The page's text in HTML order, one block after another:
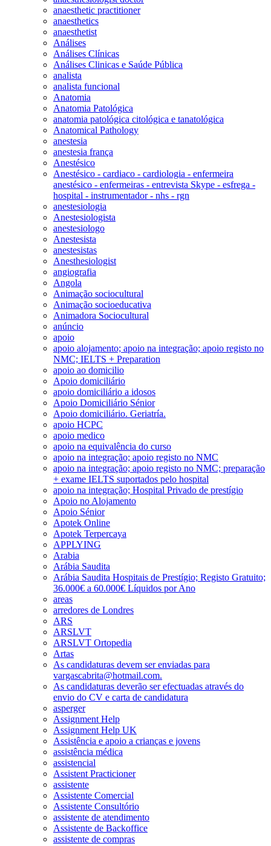
anaesthetic practitioner
anaesthetics
anaesthetist
Análises
Análises Clínicas
Análises Clinicas e Saúde Pública
analista
analista funcional
Anatomia
Anatomia Patológica
anatomia patológica citológica e tanatológica
Anatomical Pathology
anestesia
anestesia frança
Anestésico
Anestésico - cardiaco - cardiologia - enfermeira
anestésico - enfermeiras - entrevista Skype - esfrega -
hospital - instrumentador - nhs - rgn
anestesiologia
Anestesiologista
anestesiologo
Anestesista
anestesistas
Anesthesiologist
angiografia
Angola
Animação sociocultural
Animação socioeducativa
Animadora Sociocultural
anúncio
apoio
apoio alojamento; apoio na integração; apoio registo no
NMC; IELTS + Preparation
apoio ao domicilio
Apoio domiciliário
apoio domiciliário a idosos
Apoio Domiciliário Sénior
Apoio domiciliário. Geriatría.
apoio HCPC
apoio medico
apoio na equivalência do curso
apoio na integração; apoio registo no NMC
apoio na integração; apoio registo no NMC; preparação
+ exame IELTS suportados pelo hospital
apoio na integração; Hospital Privado de prestígio
Apoio no Alojamento
Apoio Sénior
Apotek Online
Apotek Terpercaya
APPLYING
Arabia
Arábia Saudita
Arábia Saudita Hospitais de Prestígio; Registo Gratuito;
36.000€ a 60.000€ Líquidos por Ano
areas
arredores de Londres
ARS
ARSLVT
ARSLVT Ortopedia
Artas
As candidaturas devem ser enviadas para
vargascabrita@hotmail.com.
As candidaturas deverão ser efectuadas através do
envio do CV e carta de candidatura
asperger
Assignment Help
Assignment Help UK
Assistência e apoio a crianças e jovens
assistência médica
assistencial
Assistent Practicioner
assistente
Assistente Comercial
Assistente Consultório
assistente de atendimento
Assistente de Backoffice
assistente de compras